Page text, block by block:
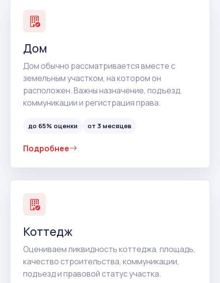
Дом
Дом обычно рассматривается вместе с
земельным участком, на котором он
расположен. Важны назначение, подъезд,
коммуникации и регистрация права.
до 65% оценки от 3 месяцев
Подробнее
Коттедж
Оцениваем ликвидность коттеджа, площадь,
качество строительства, коммуникации,
подъезд и правовой статус участка.